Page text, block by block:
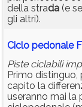
della strada (e
gli altri).
Ciclo pedonale
Piste ciclabili
Primo
capito la
useranno mai la